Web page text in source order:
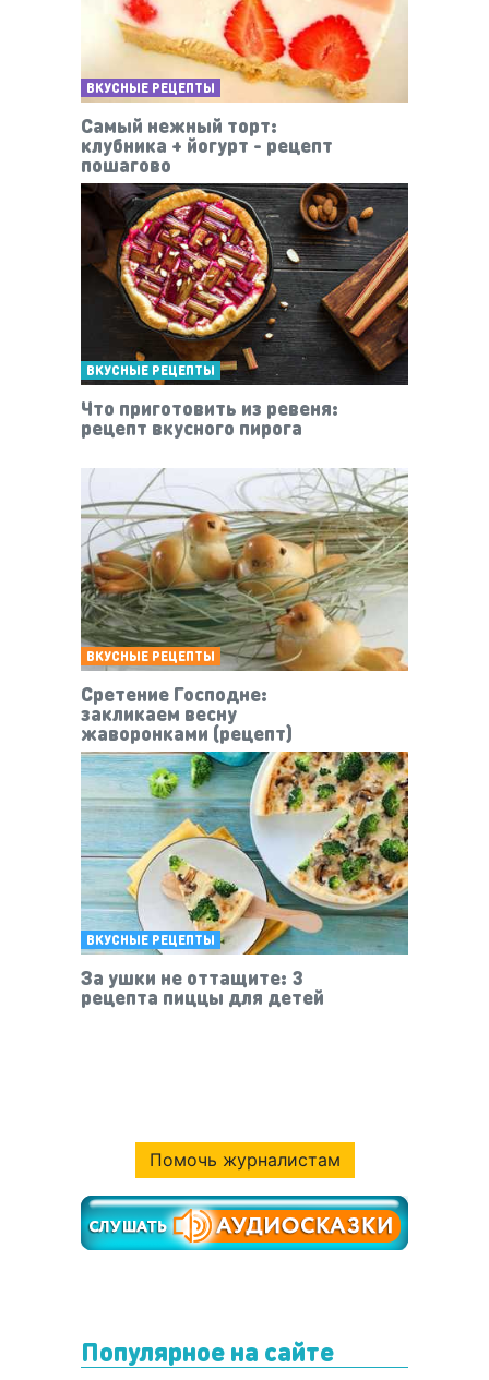
ВКУСНЫЕ РЕЦЕПТЫ
Самый нежный торт:
клубника + йогурт - рецепт
пошагово
ВКУСНЫЕ РЕЦЕПТЫ
Что приготовить из ревеня:
рецепт вкусного пирога
ВКУСНЫЕ РЕЦЕПТЫ
Сретение Господне:
закликаем весну
жаворонками (рецепт)
ВКУСНЫЕ РЕЦЕПТЫ
За ушки не оттащите: 3
рецепта пиццы для детей
Помочь журналистам
Популярное на сайте